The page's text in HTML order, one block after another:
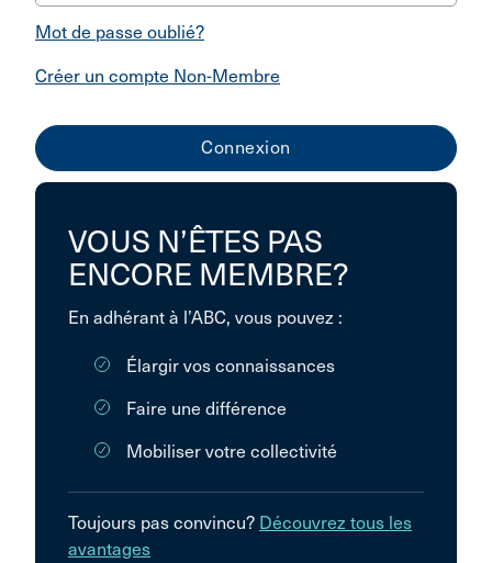
Mot de passe oublié?
Créer un compte Non-Membre
VOUS N’ÊTES PAS
ENCORE MEMBRE?
En adhérant à l’ABC, vous pouvez :
Élargir vos connaissances
Faire une différence
Mobiliser votre collectivité
Toujours pas convincu? Découvrez tous les
avantages